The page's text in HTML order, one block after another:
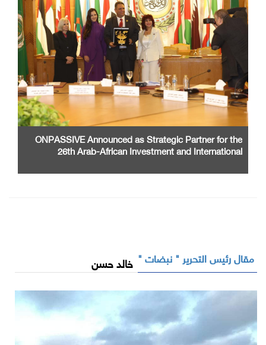
ONPASSIVE Announced as Strategic Partner for the
26th Arab-African Investment and International
مقال رئيس التحرير " نبضات " خالد حسن